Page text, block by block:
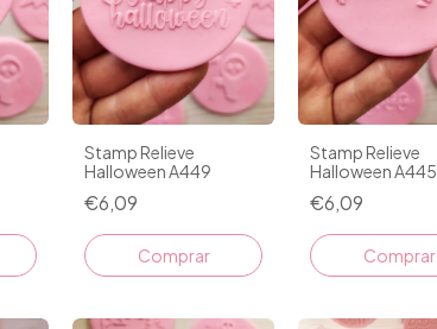
Stamp Relieve
Halloween A449
€6,09
Stamp Relieve
Halloween A445
€6,09